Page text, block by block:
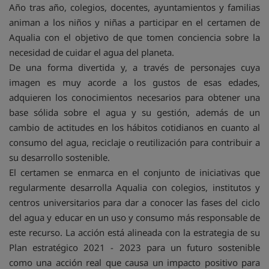
Año tras año, colegios, docentes, ayuntamientos y familias
animan a los niños y niñas a participar en el certamen de
Aqualia con el objetivo de que tomen conciencia sobre la
necesidad de cuidar el agua del planeta.
De una forma divertida y, a través de personajes cuya
imagen es muy acorde a los gustos de esas edades,
adquieren los conocimientos necesarios para obtener una
base sólida sobre el agua y su gestión, además de un
cambio de actitudes en los hábitos cotidianos en cuanto al
consumo del agua, reciclaje o reutilización para contribuir a
su desarrollo sostenible.
El certamen se enmarca en el conjunto de iniciativas que
regularmente desarrolla Aqualia con colegios, institutos y
centros universitarios para dar a conocer las fases del ciclo
del agua y educar en un uso y consumo más responsable de
este recurso. La acción está alineada con la estrategia de su
Plan estratégico 2021 - 2023 para un futuro sostenible
como una acción real que causa un impacto positivo para